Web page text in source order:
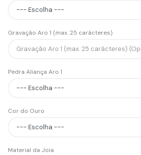
Gravação Aro 1 (max. 25 carácteres)
Pedra Aliança Aro 1
Cor do Ouro
Material da Joia